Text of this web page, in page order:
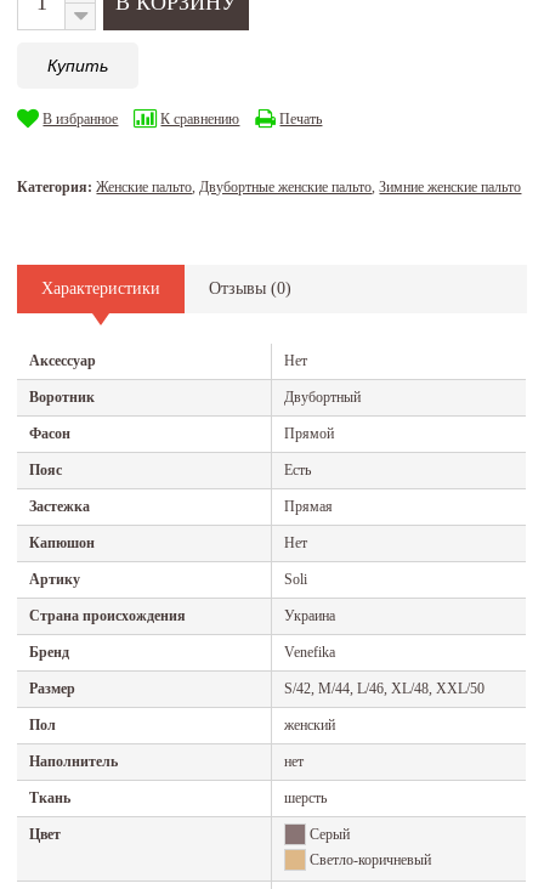
Купить
В избранное К сравнению Печать
Категория:Женские пальто,Двубортные женские пальто,Зимние женские пальто
Характеристики Отзывы (0)
Аксессуар Нет
Воротник Двубортный
Фасон Прямой
Пояс Есть
Застежка Прямая
Капюшон Нет
Артику Soli
Страна происхождения Украина
Бренд Venefika
Размер S/42, M/44, L/46, XL/48, XXL/50
Пол женский
Наполнитель нет
Ткань шерсть
Цвет
Серый
Светло-коричневый